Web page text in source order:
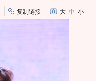
复制链接 大 中 小